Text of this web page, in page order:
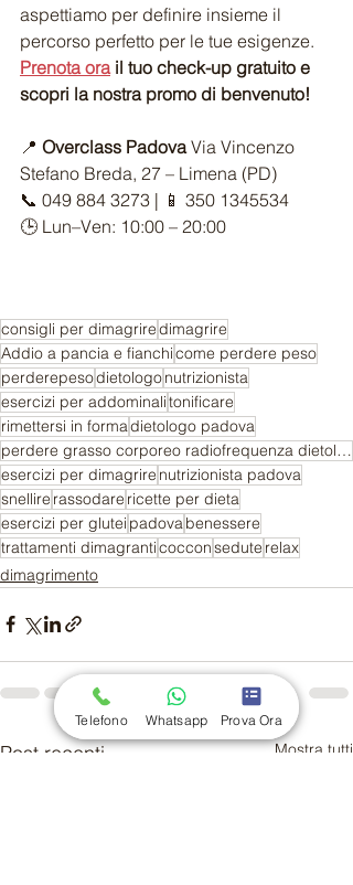
aspettiamo per definire insieme il
percorso perfetto per le tue esigenze.
Prenota ora il tuo check-up gratuito e
scopri la nostra promo di benvenuto!
📍 Overclass Padova Via Vincenzo
Stefano Breda, 27 – Limena (PD)
📞 049 884 3273 | 📱 350 1345534
🕒 Lun–Ven: 10:00 – 20:00
consigli per dimagriredimagrire
Addio a pancia e fianchicome perdere peso
perderepesodietologonutrizionista
esercizi per addominalitonificare
rimettersi in formadietologo padova
perdere grasso corporeo radiofrequenza dietologo nutrizionista
esercizi per dimagrire nutrizionista padova
snellire rassodare ricette per dieta
esercizi per glutei padovabenessere
trattamenti dimagranticocconsedute relax
dimagrimento
Post recenti Mostra tutti
Telefono Whatsapp Prova Ora